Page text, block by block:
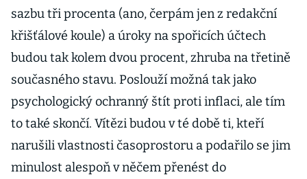
sazbu tři procenta (ano, čerpám jen z redakční
křišťálové koule) a úroky na spořicích účtech
budou tak kolem dvou procent, zhruba na třetině
současného stavu. Poslouží možná tak jako
psychologický ochranný štít proti inflaci, ale tím
to také skončí. Vítězi budou v té době ti, kteří
narušili vlastnosti časoprostoru a podařilo se jim
minulost alespoň v něčem přenést do